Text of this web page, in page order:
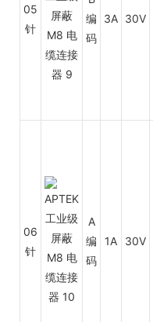
05
针
编
码
3A 30V
06
针
A
编
码
1A 30V